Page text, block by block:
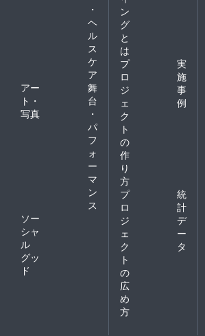
・
ヘ
ル
ス
ケ
ア
アー
ト・
写真
舞
台
・
パ
フ
ォ
ー
マ
ン
ス
ソー
シャ
ル
グッ
ド
ン
グ
と
は
プ
ロ
ジ
ェ
ク
ト
の
作
り
方
実
施
事
例
プ
ロ
ジ
ェ
ク
ト
の
広
め
方
統
計
デ
ー
タ